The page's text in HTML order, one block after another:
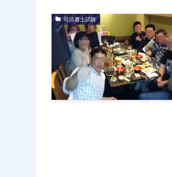
司法書士試験